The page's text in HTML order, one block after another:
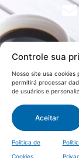
Controle sua
Nosso site usa
permitirá processar
de usuários e
Aceitar
Política de
Cookies
Rua Silva
© 2022 – CIC Vale do